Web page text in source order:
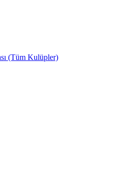
(Tüm Kulüpler)